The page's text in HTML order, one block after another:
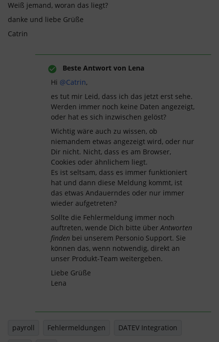
Weiß jemand, woran das liegt?
danke und liebe Grüße
Catrin
Beste Antwort von Lena
Hi @Catrin,
es tut mir Leid, dass ich das jetzt erst sehe.
Werden immer noch keine Daten angezeigt,
oder hat es sich inzwischen gelöst?
Wichtig wäre auch zu wissen, ob
niemandem etwas angezeigt wird, oder nur
Dir nicht. Nicht, dass es am Browser,
Cookies oder ähnlichem liegt.
Es ist seltsam, dass es immer funktioniert
hat und dann diese Meldung kommt, ist
das etwas Andauerndes oder nur immer
wieder aufgetreten?
Sollte die Fehlermeldung immer noch
auftreten, wende Dich bitte überAntworten
finden bei unserem Personio Support. Sie
können das, wenn notwendig, direkt an
unser Produkt-Team weitergeben.
Liebe Grüße
Lena
payroll Fehlermeldungen DATEV Integration